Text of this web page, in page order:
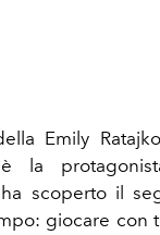
Emily
la
ha scoperto il
giocare con